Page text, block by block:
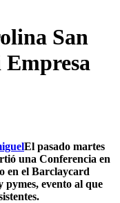
San
El pasado martes
una Conferencia en
en el Barclaycard
evento al que